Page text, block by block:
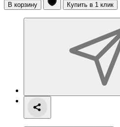
В корзину Купить в 1 клик